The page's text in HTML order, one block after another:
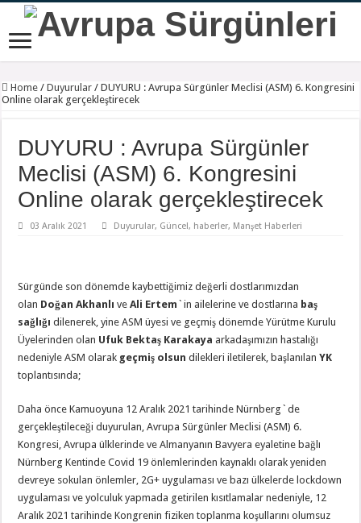
Home / Duyurular / DUYURU : Avrupa Sürgünler Meclisi (ASM) 6. Kongresini
Online olarak gerçekleştirecek
DUYURU : Avrupa Sürgünler
Meclisi (ASM) 6. Kongresini
Online olarak gerçekleştirecek
03 Aralık 2021 Duyurular, Güncel, haberler, Manşet Haberleri
Sürgünde son dönemde kaybettiğimiz değerli dostlarımızdan
olan Doğan Akhanlı veAli Ertem `in ailelerine ve dostlarına baş
sağlığı dilenerek, yine ASM üyesi ve geçmiş dönemde Yürütme Kurulu
Üyelerinden olan Ufuk Bektaş Karakaya arkadaşımızın hastalığı
nedeniyle ASM olarak geçmiş olsun dilekleri iletilerek, başlanılanYK
toplantısında;
Daha önce Kamuoyuna 12 Aralık 2021 tarihinde Nürnberg`de
gerçekleştileceği duyurulan, Avrupa Sürgünler Meclisi (ASM) 6.
Kongresi, Avrupa ülklerinde ve Almanyanın Bavyera eyaletine bağlı
Nürnberg Kentinde Covid 19 önlemlerinden kaynaklı olarak yeniden
devreye sokulan önlemler, 2G+ uygulaması ve bazı ülkelerde lockdown
uygulaması ve yolculuk yapmada getirilen kısıtlamalar nedeniyle, 12
Aralık 2021 tarihinde Kongrenin fiziken toplanma koşullarını olumsuz